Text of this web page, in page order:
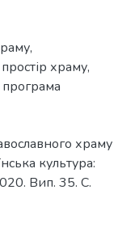
,
простір храму,
програма
храму
культура:
Вип. 35. С.